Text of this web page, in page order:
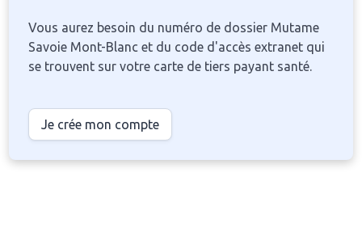
Vous aurez besoin du numéro de dossier Mutame
Savoie Mont-Blanc et du code d'accès extranet qui
se trouvent sur votre carte de tiers payant santé.
Je crée mon compte